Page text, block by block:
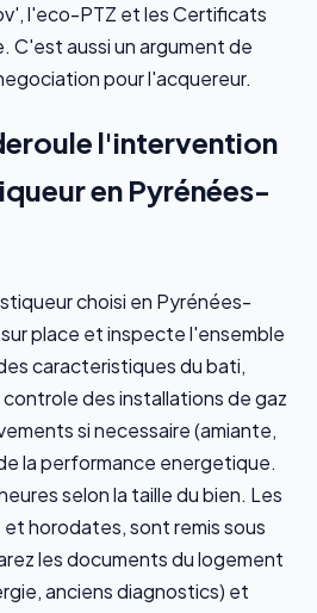
l'eco-PTZ et les Certificats
C'est aussi un argument de
pour l'acquereur.
l'intervention
en Pyrénées-
choisi en Pyrénées-
place et inspecte l'ensemble
caracteristiques du bati,
des installations de gaz
si necessaire (amiante,
la performance energetique.
selon la taille du bien. Les
horodates, sont remis sous
les documents du logement
anciens diagnostics) et